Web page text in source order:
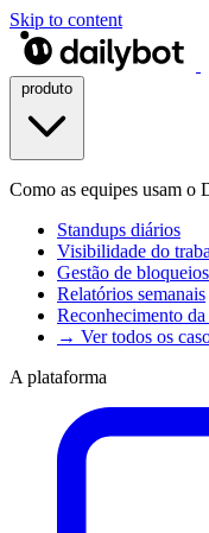
Skip to content
Como as equipes usam o
Standups diários
Visibilidade do
Gestão de bloqueios
Relatórios semanais
Reconhecimento
→ Ver todos os
A plataforma